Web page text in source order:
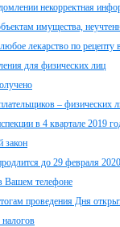
некорректная
имущества,
лекарство по рецепту
для физических лиц
– физических
в 4 квартале 2019
закон
до 29 февраля
Вашем телефоне
проведения Дня